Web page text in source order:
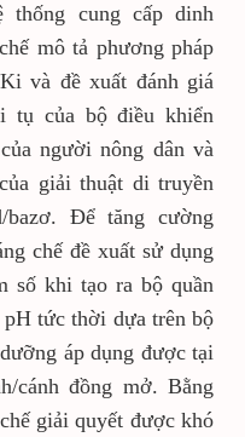
thống cung cấp dinh
mô tả phương pháp
và đề xuất đánh giá
tụ của bộ điều khiển
người nông dân và
giải thuật di truyền
bazơ. Để tăng cường
chế đề xuất sử dụng
số khi tạo ra bộ quần
tức thời dựa trên bộ
áp dụng được tại
cánh đồng mở. Bằng
giải quyết được khó